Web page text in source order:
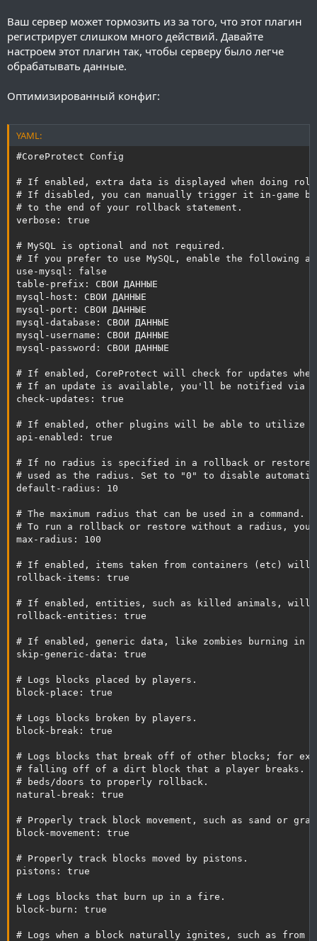
Ваш сервер может тормозить из за того, что этот плагин
регистрирует слишком много действий. Давайте
настроем этот плагин так, чтобы серверу было легче
обрабатывать данные.
Оптимизированный конфиг:
YAML:
#CoreProtect Config
# If enabled, extra data is displayed when doing
# If disabled, you can manually trigger it in-game by
# to the end of your rollback statement.
verbose: true
# MySQL is optional and not required.
# If you prefer to use MySQL, enable the
use-mysql: false
table-prefix: СВОИ ДАННЫЕ
mysql-host: СВОИ ДАННЫЕ
mysql-port: СВОИ ДАННЫЕ
mysql-database: СВОИ ДАННЫЕ
mysql-username: СВОИ ДАННЫЕ
mysql-password: СВОИ ДАННЫЕ
# If enabled, CoreProtect will check for updates
# If an update is available, you'll be notified via
check-updates: true
# If enabled, other plugins will be able to utilize
api-enabled: true
# If no radius is specified in a rollback or
# used as the radius. Set to "0" to disable
default-radius: 10
# The maximum radius that can be used in a
# To run a rollback or restore without a radius, you
max-radius: 100
# If enabled, items taken from containers (etc) will
rollback-items: true
# If enabled, entities, such as killed animals, will
rollback-entities: true
# If enabled, generic data, like zombies burning in
skip-generic-data: true
# Logs blocks placed by players.
block-place: true
# Logs blocks broken by players.
block-break: true
# Logs blocks that break off of other blocks; for
# falling off of a dirt block that a player breaks.
# beds/doors to properly rollback.
natural-break: true
# Properly track block movement, such as sand or
block-movement: true
# Properly track blocks moved by pistons.
pistons: true
# Logs blocks that burn up in a fire.
block-burn: true
# Logs when a block naturally ignites, such as from